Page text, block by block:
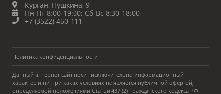
Курган, Пушкина, 9
Пн-Пт 8:00-19:00; Сб-Вс 8:30-18:00
+7 (3522) 450-111
Политика конфиденциальности
Данный интернет сайт носит исключительно информационный
характер и ни при каких условиях не является публичной офертой,
определяемой положениями Статьи 437 (2) Гражданского кодекса РФ.